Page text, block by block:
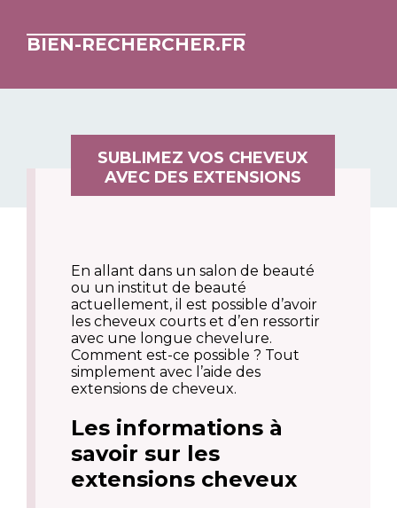
BIEN-RECHERCHER.FR
SUBLIMEZ VOS CHEVEUX
AVEC DES EXTENSIONS
En allant dans un salon de beauté
ou un institut de beauté
actuellement, il est possible d’avoir
les cheveux courts et d’en ressortir
avec une longue chevelure.
Comment est-ce possible ? Tout
simplement avec l’aide des
extensions de cheveux.
Les informations à
savoir sur les
extensions cheveux